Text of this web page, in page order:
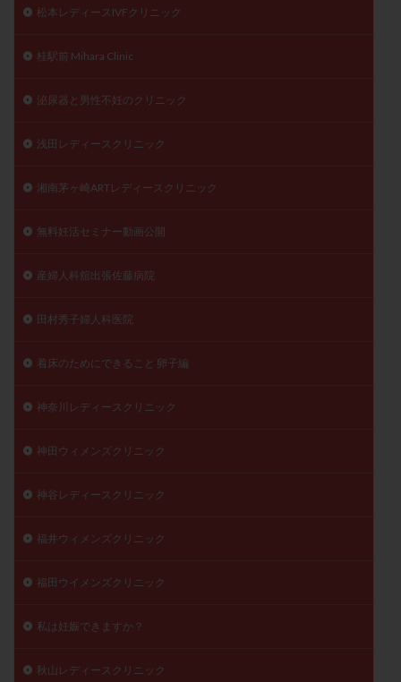
松本レディースIVFクリニック
桂駅前 Mihara Clinic
泌尿器と男性不妊のクリニック
浅田レディースクリニック
湘南茅ヶ崎ARTレディースクリニック
無料妊活セミナー動画公開
産婦人科舘出張佐藤病院
田村秀子婦人科医院
着床のためにできること 卵子編
神奈川レディースクリニック
神田ウィメンズクリニック
神谷レディースクリニック
福井ウィメンズクリニック
福田ウイメンズクリニック
私は妊娠できますか？
秋山レディースクリニック